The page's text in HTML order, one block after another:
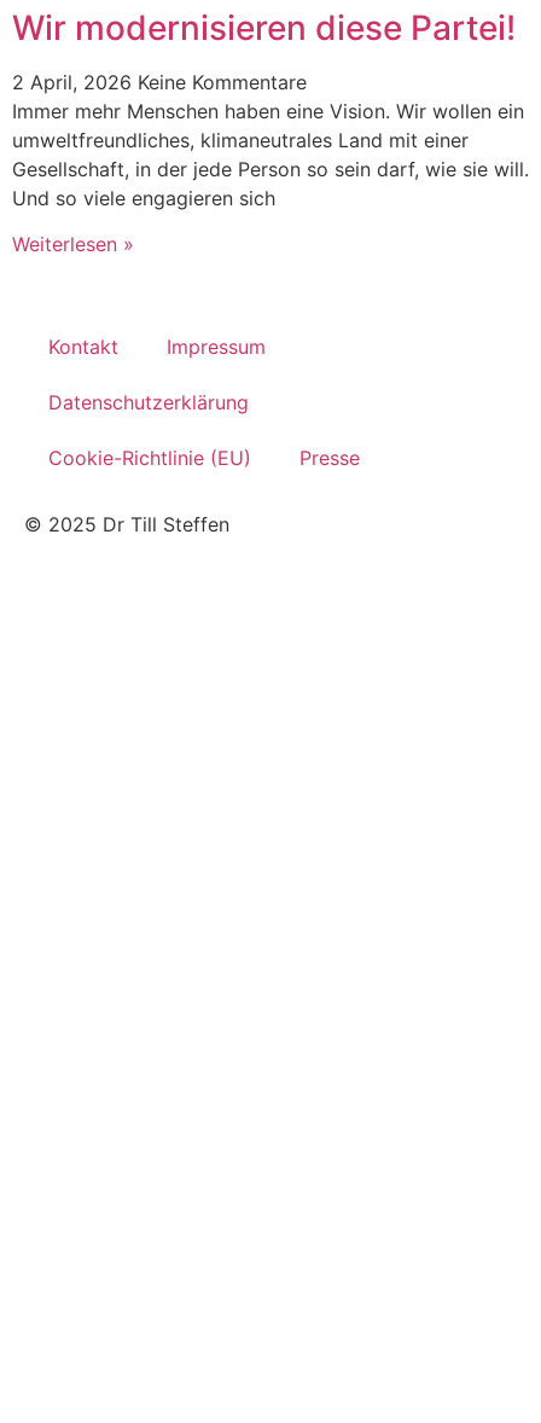
Wir modernisieren diese Partei!
2 April, 2026 Keine Kommentare
Immer mehr Menschen haben eine Vision. Wir wollen ein
umweltfreundliches, klimaneutrales Land mit einer
Gesellschaft, in der jede Person so sein darf, wie sie will.
Und so viele engagieren sich
Weiterlesen »
Kontakt Impressum
Datenschutzerklärung
Cookie-Richtlinie (EU) Presse
© 2025 Dr Till Steffen